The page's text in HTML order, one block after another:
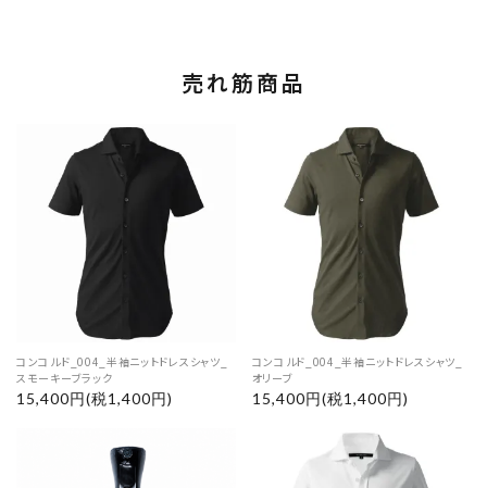
売れ筋商品
コンコルド_004_半袖ニットドレスシャツ_
スモーキーブラック
15,400円(税1,400円)
コンコルド_004_半袖ニットドレスシャツ_
オリーブ
15,400円(税1,400円)